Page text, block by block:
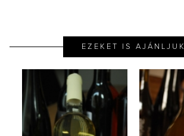
EZEKET IS AJÁNLJUK